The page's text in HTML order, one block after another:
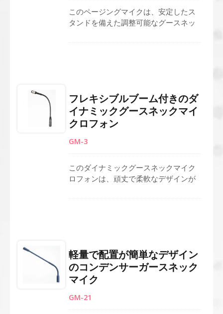
このページングマイクは、安定したス
タンドを備えた調整可能なグースネッ
面でもしっかりと固定できます。 デス
グラウンドノイズをカットします。 そ
の頑丈なダイカスト合金ハウジングは
長期間の使用を保証し、受付デスク、
共システムマイクロフォンとして最適
です。 フレキシブルマイク、呼び出し
マイク、公共システムマイクのニーズ
に最適です。
フレキシブルブーム付きのダ
イナミックグースネックマイ
クロフォン
GM-3
このダイナミックグースネックマイク
ロフォンは、頑丈で柔軟なデザインが
議システムに最適です。単一指向性の
ックの長さは343mm、全長は500mm
です。3ピンXLRコネクタを装備してお
り、プロフェッショナルなアプリケー
します。
軽量で配置が簡単なデザイン
のコンデンサーガースネック
マイク
GM-21